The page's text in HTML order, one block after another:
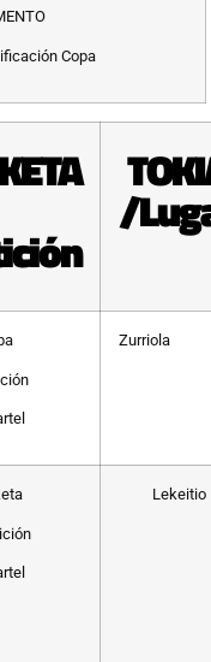
Copa
/
Zurriola
Lekeitio